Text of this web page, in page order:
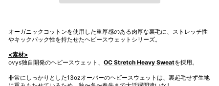
オーガニックコットンを使用した重厚感のある肉厚な裏毛に、ストレッチ性
やキックバック性を持たせたヘビースウェットシリーズ。
<素材>
ovys独自開発のヘビースウェット、 OC Stretch Heavy Sweatを採用。
非常にしっかりとした13ozオーバーのヘビースウェットは、裏起毛せず生地